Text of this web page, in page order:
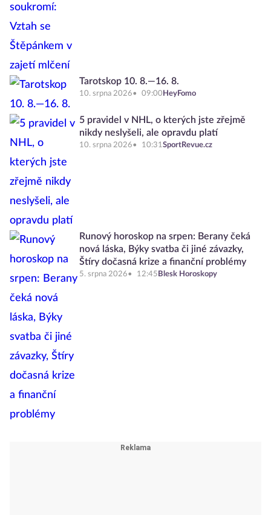
Tarotskop 10. 8.—16. 8.
10. srpna 2026 09:00 HeyFomo
5 pravidel v NHL, o kterých jste zřejmě
nikdy neslyšeli, ale opravdu platí
10. srpna 2026 10:31SportRevue.cz
Runový horoskop na srpen: Berany čeká
nová láska, Býky svatba či jiné závazky,
Štíry dočasná krize a finanční problémy
5. srpna 2026 12:45 Blesk Horoskopy